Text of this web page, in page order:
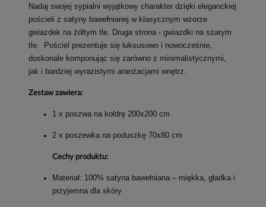
Nadaj swojej sypialni wyjątkowy charakter dzięki eleganckiej
pościeli z satyny bawełnianej w klasycznym wzorze
gwiazdek na żółtym tle. Druga strona - gwiazdki na szarym
tle. Pościel prezentuje się luksusowo i nowocześnie,
doskonale komponując się zarówno z minimalistycznymi,
jak i bardziej wyrazistymi aranżacjami wnętrz.
Zestaw zawiera:
1 x poszwa na kołdrę 200x200 cm
2 x poszewka na poduszkę 70x80 cm
Cechy produktu:
Materiał: 100% satyna bawełniana – miękka, gładka i
przyjemna dla skóry